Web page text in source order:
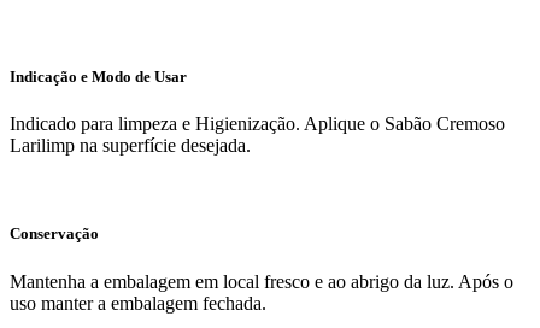
Indicação e Modo de Usar
Indicado para limpeza e Higienização. Aplique o Sabão Cremoso
Larilimp na superfície desejada.
Conservação
Mantenha a embalagem em local fresco e ao abrigo da luz. Após o
uso manter a embalagem fechada.